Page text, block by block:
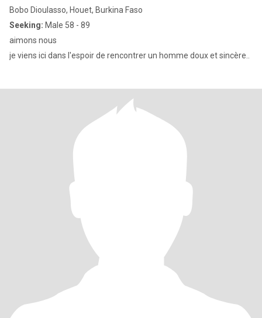
Bobo Dioulasso, Houet, Burkina Faso
Seeking: Male 58 - 89
aimons nous
je viens ici dans l'espoir de rencontrer un homme doux et sincère..